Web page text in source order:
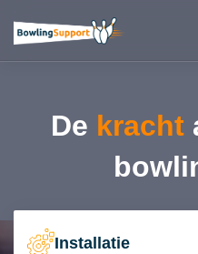
De kracht
Installatie